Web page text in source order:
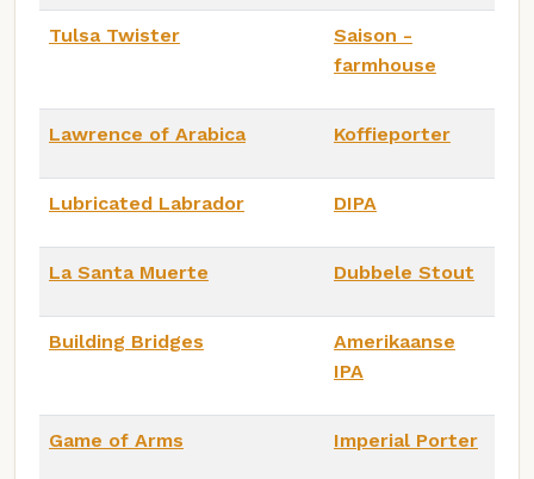
Tulsa Twister
Saison -
farmhouse
Lawrence of Arabica Koffieporter
Lubricated Labrador DIPA
La Santa Muerte Dubbele Stout
Building Bridges
Amerikaanse
IPA
Game of Arms Imperial Porter